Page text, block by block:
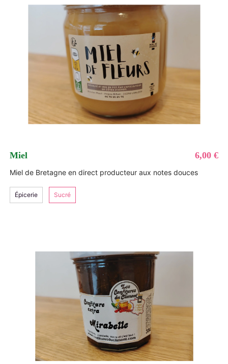
Miel 6,00 €
Miel de Bretagne en direct producteur aux notes douces
Épicerie Sucré
Se connecter ou créer un compte
Google